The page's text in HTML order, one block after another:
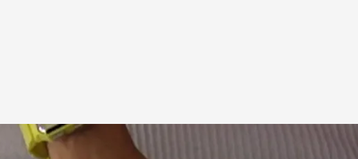
por consumir porno en exceso